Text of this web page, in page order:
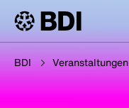
BDI Veranstaltungen